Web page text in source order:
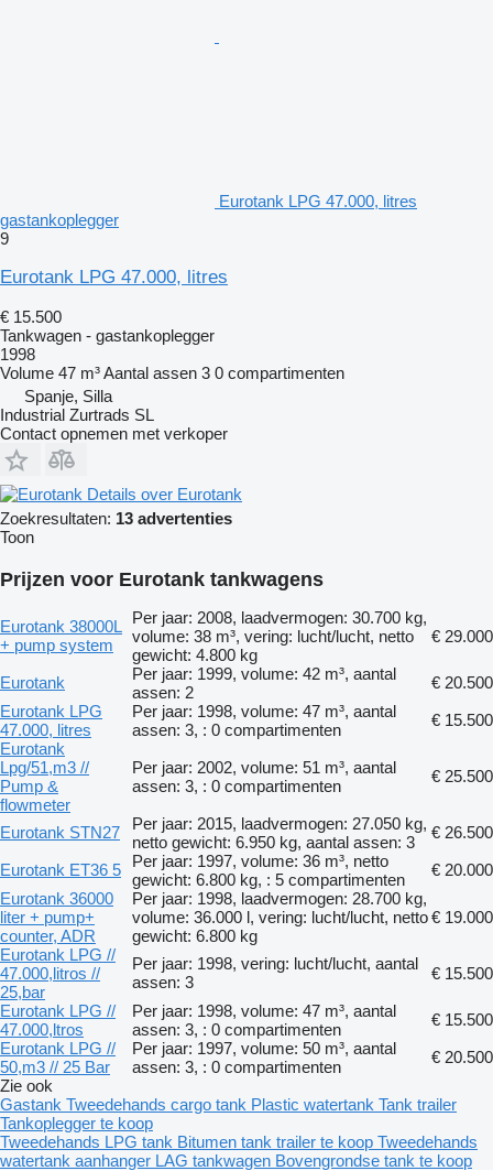
Eurotank LPG 47.000, litres
gastankoplegger
9
Eurotank LPG 47.000, litres
€ 15.500
Tankwagen - gastankoplegger
1998
Volume 47 m³Aantal assen 3 0 compartimenten
Spanje, Silla
Industrial Zurtrads SL
Contact opnemen met verkoper
Details over Eurotank
Zoekresultaten: 13 advertenties
Toon
Prijzen voor Eurotank tankwagens
Eurotank 38000L
+ pump system
Per jaar: 2008, laadvermogen: 30.700 kg,
volume: 38 m³, vering: lucht/lucht, netto
gewicht: 4.800 kg
€ 29.000
Eurotank
Per jaar: 1999, volume: 42 m³, aantal
assen: 2
€ 20.500
Eurotank LPG
47.000, litres
Per jaar: 1998, volume: 47 m³, aantal
assen: 3, : 0 compartimenten
€ 15.500
Eurotank
Lpg/51,m3 //
Pump &
flowmeter
Per jaar: 2002, volume: 51 m³, aantal
assen: 3, : 0 compartimenten
€ 25.500
Eurotank STN27
Per jaar: 2015, laadvermogen: 27.050 kg,
netto gewicht: 6.950 kg, aantal assen: 3
€ 26.500
Eurotank ET36 5
Per jaar: 1997, volume: 36 m³, netto
gewicht: 6.800 kg, : 5 compartimenten
€ 20.000
Eurotank 36000
liter + pump+
counter, ADR
Per jaar: 1998, laadvermogen: 28.700 kg,
volume: 36.000 l, vering: lucht/lucht, netto
gewicht: 6.800 kg
€ 19.000
Eurotank LPG //
47.000,litros //
25,bar
Per jaar: 1998, vering: lucht/lucht, aantal
assen: 3
€ 15.500
Eurotank LPG //
47.000,ltros
Per jaar: 1998, volume: 47 m³, aantal
assen: 3, : 0 compartimenten
€ 15.500
Eurotank LPG //
50,m3 // 25 Bar
Per jaar: 1997, volume: 50 m³, aantal
assen: 3, : 0 compartimenten
€ 20.500
Zie ook
Gastank Tweedehands cargo tank Plastic watertank Tank trailer
Tankoplegger te koop
Tweedehands LPG tank Bitumen tank trailer te koop Tweedehands
watertank aanhanger LAG tankwagen Bovengrondse tank te koop